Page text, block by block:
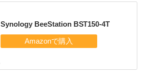
Synology BeeStation BST150-4T